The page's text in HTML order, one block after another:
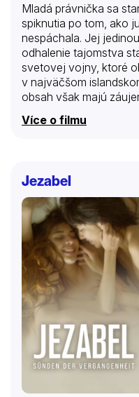
Mladá právnička sa
spiknutia po tom, ako
nespáchala. Jej
odhalenie tajomstva
svetovej vojny, ktoré
v najväčšom
obsah však majú
nakrútený podľa
Více o filmu
Jezabel